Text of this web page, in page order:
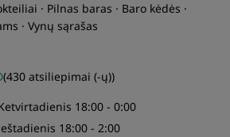
· Pilnas baras · Baro kėdės ·
· Vynų sąrašas
(430 atsiliepimai (-ų))
18:00 - 0:00
18:00 - 2:00